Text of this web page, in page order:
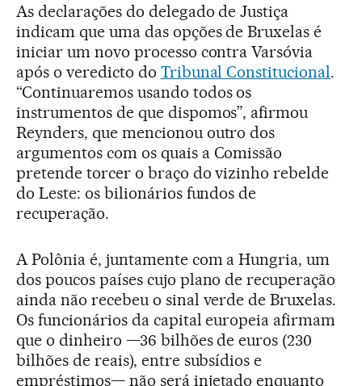
As declarações do delegado de Justiça
indicam que uma das opções de Bruxelas é
iniciar um novo processo contra Varsóvia
após o veredicto do Tribunal Constitucional.
“Continuaremos usando todos os
instrumentos de que dispomos”, afirmou
Reynders, que mencionou outro dos
argumentos com os quais a Comissão
pretende torcer o braço do vizinho rebelde
do Leste: os bilionários fundos de
recuperação.
A Polônia é, juntamente com a Hungria, um
dos poucos países cujo plano de recuperação
ainda não recebeu o sinal verde de Bruxelas.
Os funcionários da capital europeia afirmam
que o dinheiro —36 bilhões de euros (230
bilhões de reais), entre subsídios e
empréstimos— não será injetado enquanto